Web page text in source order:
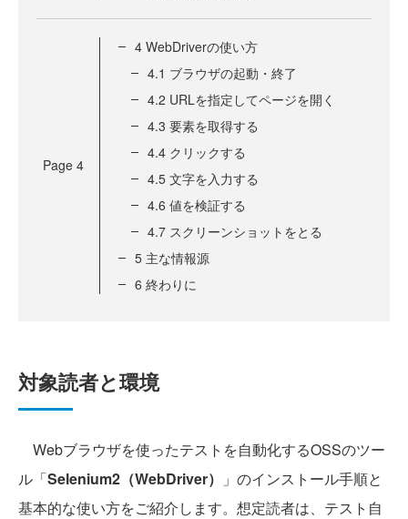
Page 4
4 WebDriverの使い方
4.1 ブラウザの起動・終了
4.2 URLを指定してページを開く
4.3 要素を取得する
4.4 クリックする
4.5 文字を入力する
4.6 値を検証する
4.7 スクリーンショットをとる
5 主な情報源
6 終わりに
対象読者と環境
Webブラウザを使ったテストを自動化するOSSのツー
ル「Selenium2（WebDriver）
」のインストール手順と
基本的な使い方をご紹介します。想定読者は、テスト自